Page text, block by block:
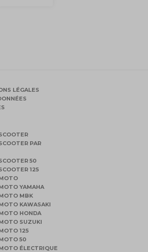
LÉGALES
PAR
50
125
YAMAHA
MBK
KAWASAKI
HONDA
SUZUKI
125
50
ÉLECTRIQUE